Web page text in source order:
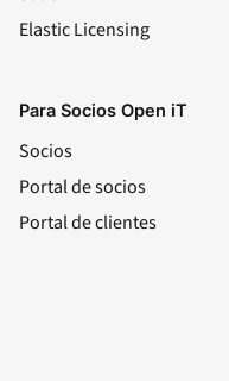
Elastic Licensing
Para Socios Open iT
Socios
Portal de socios
Portal de clientes